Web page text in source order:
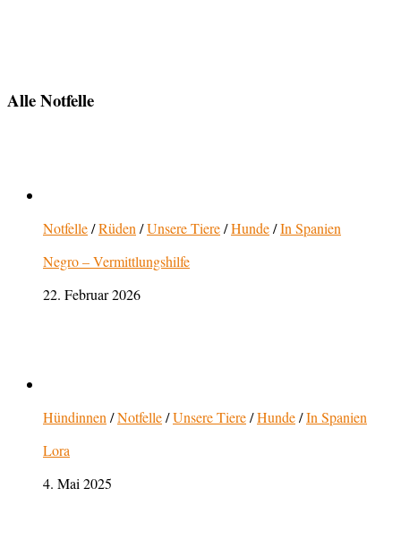
Alle Notfelle
Notfelle/Rüden /Unsere Tiere/Hunde/In Spanien
Negro – Vermittlungshilfe
22. Februar 2026
Hündinnen /Notfelle/Unsere Tiere/Hunde/In Spanien
Lora
4. Mai 2025